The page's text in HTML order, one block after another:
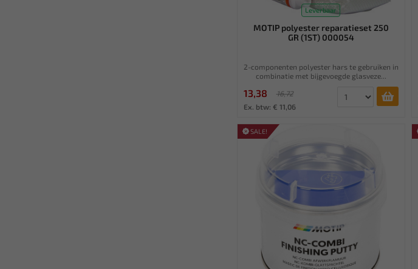
Leverbaar
MOTIP polyester reparatieset 250
GR (1ST) 000054
2-componenten polyester hars te gebruiken in
combinatie met bijgevoegde glasveze...
13,38
16,72
Ex. btw: € 11,06
SALE!